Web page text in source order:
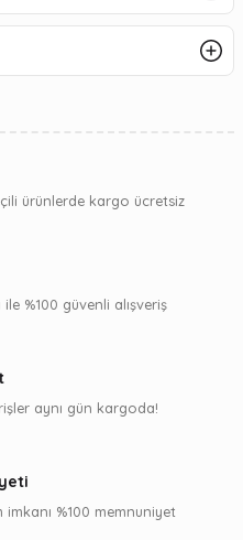
ürünlerde kargo ücretsiz
%100 güvenli alışveriş
aynı gün kargoda!
%100 memnuniyet